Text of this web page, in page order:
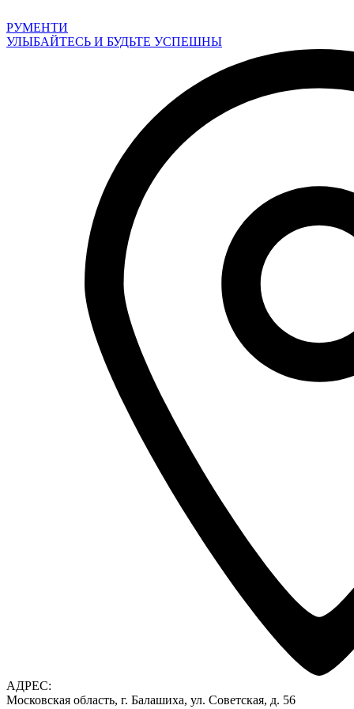
к
содержимому
РУМЕНТИ
УЛЫБАЙТЕСЬ И БУДЬТЕ УСПЕШНЫ
АДРЕС:
Московская область, г. Балашиха, ул. Советская, д. 56